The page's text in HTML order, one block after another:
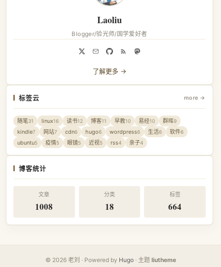
Laoliu
Blogger/验光师/国学爱好者
了解更多 →
标签云 more →
随笔31 linux16 读书12 博客11 早教10 易经10 群晖9
kindle7 网站7 cdn6 hugo6 wordpress6 生活6 软件6
ubuntu5 疫情5 眼镜5 近视5 rss4 亲子4
博客统计
文章
1008
分类
18
标签
664
© 2026 老刘 · Powered by Hugo· 主题 liutheme